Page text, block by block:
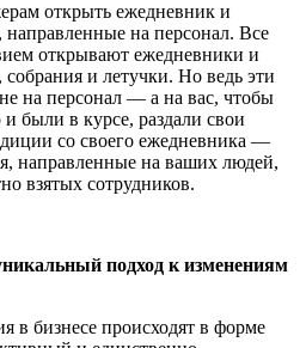
открыть ежедневник и
направленные на персонал. Все
открывают ежедневники и
и летучки. Но ведь эти
на персонал — а на вас, чтобы
были в курсе, раздали свои
со своего ежедневника —
направленные на ваших людей,
взятых сотрудников.
подход к изменениям
в бизнесе происходят в форме